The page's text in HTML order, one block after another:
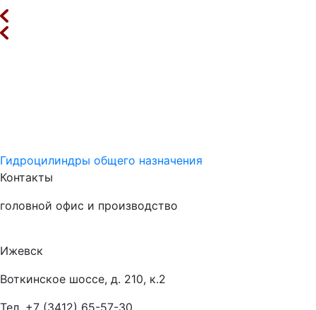
Гидроцилиндры общего назначения
Контакты
головной офис и производство
Ижевск
Воткинское шоссе, д. 210, к.2
Тел. +7 (3412) 65-57-30